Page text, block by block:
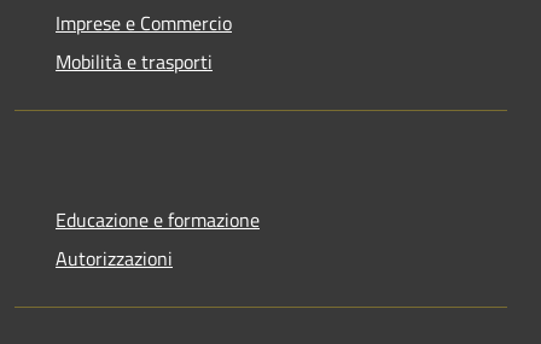
Imprese e Commercio
Mobilità e trasporti
Educazione e formazione
Autorizzazioni